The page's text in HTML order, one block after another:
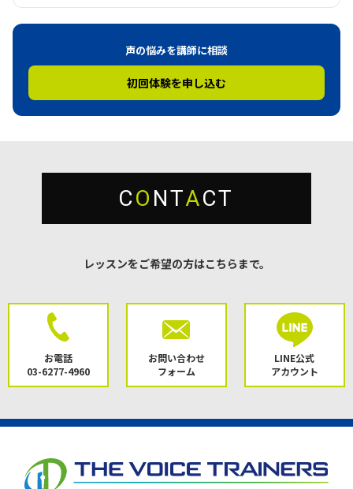
声の悩みを講師に相談
初回体験を申し込む
CO NTACT
レッスンをご希望の方はこちらまで。
お電話
03-6277-4960
お問い合わせ
フォーム
LINE公式
アカウント